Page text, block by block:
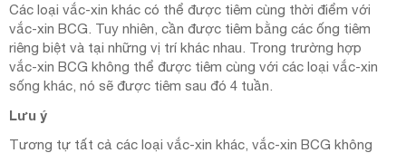
Các loại vắc-xin khác có thể được tiêm cùng thời điểm với
vắc-xin BCG. Tuy nhiên, cần được tiêm bằng các ống tiêm
riêng biệt và tại những vị trí khác nhau. Trong trường hợp
vắc-xin BCG không thể được tiêm cùng với các loại vắc-xin
sống khác, nó sẽ được tiêm sau đó 4 tuần.
Lưu ý
Tương tự tất cả các loại vắc-xin khác, vắc-xin BCG không